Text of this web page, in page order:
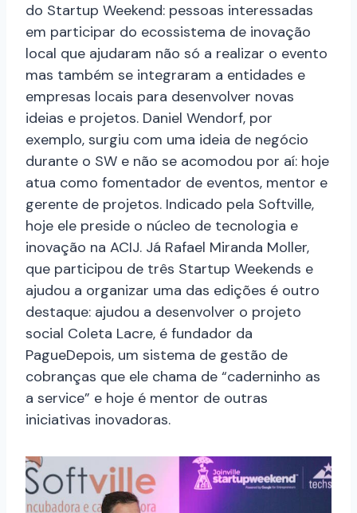
do Startup Weekend: pessoas interessadas
em participar do ecossistema de inovação
local que ajudaram não só a realizar o evento
mas também se integraram a entidades e
empresas locais para desenvolver novas
ideias e projetos. Daniel Wendorf, por
exemplo, surgiu com uma ideia de negócio
durante o SW e não se acomodou por aí: hoje
atua como fomentador de eventos, mentor e
gerente de projetos. Indicado pela Softville,
hoje ele preside o núcleo de tecnologia e
inovação na ACIJ. Já Rafael Miranda Moller,
que participou de três Startup Weekends e
ajudou a organizar uma das edições é outro
destaque: ajudou a desenvolver o projeto
social Coleta Lacre, é fundador da
PagueDepois, um sistema de gestão de
cobranças que ele chama de “caderninho as
a service” e hoje é mentor de outras
iniciativas inovadoras.